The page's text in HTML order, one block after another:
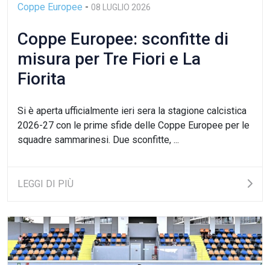
Coppe Europee - 08 LUGLIO 2026
Coppe Europee: sconfitte di
misura per Tre Fiori e La
Fiorita
Si è aperta ufficialmente ieri sera la stagione calcistica
2026-27 con le prime sfide delle Coppe Europee per le
squadre sammarinesi. Due sconfitte, ...
LEGGI DI PIÙ